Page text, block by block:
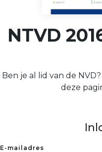
NTVD
Ben je al lid van de
deze
E-mailadres